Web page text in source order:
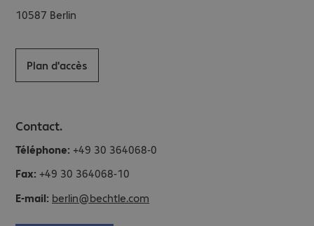
Contact.
Téléphone: +49 30 364068-0
Fax: +49 30 364068-10
E-mail: berlin@bechtle.com
10587 Berlin
Plan d'accès